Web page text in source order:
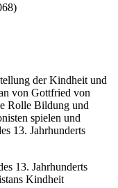
der Kindheit und
von Gottfried von
Rolle Bildung und
spielen und
13. Jahrhunderts
13. Jahrhunderts
Kindheit